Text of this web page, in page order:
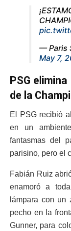
— Paris
May 7,
PSG
de la
El PSG recibió
en un
fantasmas del
parisino, pero el
Fabián Ruiz
enamoró a
lámpara con un
pecho en la
Gunner, para